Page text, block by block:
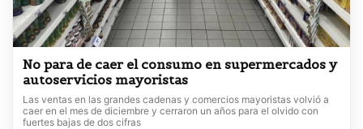
No para de caer el consumo en supermercados y
autoservicios mayoristas
Las ventas en las grandes cadenas y comercios mayoristas volvió a
caer en el mes de diciembre y cerraron un años para el olvido con
fuertes bajas de dos cifras